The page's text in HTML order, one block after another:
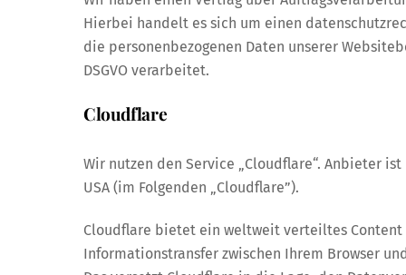
Hierbei handelt es sich um einen
die personenbezogenen Daten unserer
DSGVO verarbeitet.
Cloudflare
Wir nutzen den Service „Cloudflare“. Anbieter ist
USA (im Folgenden „Cloudflare”).
Cloudflare bietet ein weltweit verteiltes
Informationstransfer zwischen Ihrem Browser